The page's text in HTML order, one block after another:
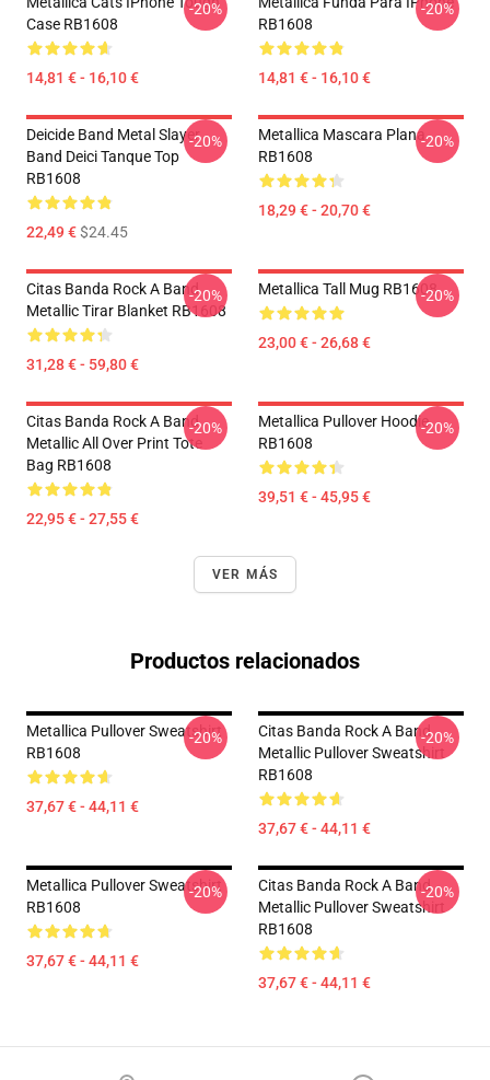
Case RB1608
14,81 € - 16,10 €
-20%
RB1608
14,81 € - 16,10 €
-20%
Deicide Band Metal Slayer
Band Deici Tanque Top
RB1608
22,49 €$24.45
-20%
Metallica Mascara Plana
RB1608
18,29 € - 20,70 €
-20%
Citas Banda Rock A Band
Metallic Tirar Blanket RB1608
31,28 € - 59,80 €
-20% Metallica Tall Mug RB1608
23,00 € - 26,68 €
-20%
Citas Banda Rock A Band
Metallic All Over Print Tote
Bag RB1608
22,95 € - 27,55 €
-20%
Metallica Pullover Hoodie
RB1608
39,51 € - 45,95 €
-20%
VER MÁS
Productos relacionados
Metallica Pullover Sweatshirt
RB1608
37,67 € - 44,11 €
-20%
Citas Banda Rock A Band
Metallic Pullover Sweatshirt
RB1608
37,67 € - 44,11 €
-20%
Metallica Pullover Sweatshirt
RB1608
37,67 € - 44,11 €
-20%
Citas Banda Rock A Band
Metallic Pullover Sweatshirt
RB1608
37,67 € - 44,11 €
-20%